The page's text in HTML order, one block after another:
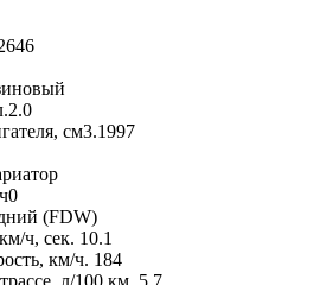
2.0
см3.1997
0
(FDW)
ч, сек. 10.1
км/ч. 184
л/100 км. 5.7